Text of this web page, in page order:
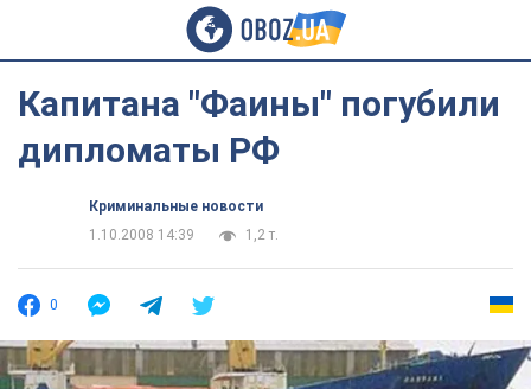
Капитана "Фаины" погубили
дипломаты РФ
Криминальные новости
1.10.2008 14:39
1,2 т.
0